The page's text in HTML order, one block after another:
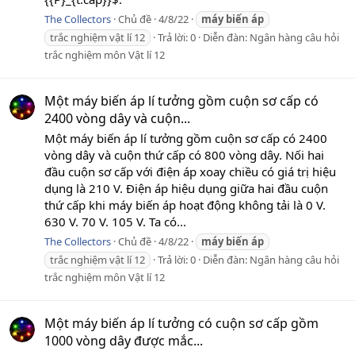
The Collectors Chủ đề 4/8/22 máy biến áp
trắc nghiệm vật lí 12
Trả lời: 0 Diễn đàn: Ngân hàng câu hỏi
trắc nghiệm môn Vật lí 12
Một máy biến áp lí tưởng gồm cuộn sơ cấp có
2400 vòng dây và cuộn...
Một máy biến áp lí tưởng gồm cuộn sơ cấp có 2400
vòng dây và cuộn thứ cấp có 800 vòng dây. Nối hai
đầu cuộn sơ cấp với điện áp xoay chiều có giá trị hiệu
dụng là 210 V. Điện áp hiệu dụng giữa hai đầu cuộn
thứ cấp khi máy biến áp hoạt động không tải là 0 V.
630 V. 70 V. 105 V. Ta có...
The Collectors Chủ đề 4/8/22 máy biến áp
trắc nghiệm vật lí 12
Trả lời: 0 Diễn đàn: Ngân hàng câu hỏi
trắc nghiệm môn Vật lí 12
Một máy biến áp lí tưởng có cuộn sơ cấp gồm
1000 vòng dây được mắc...